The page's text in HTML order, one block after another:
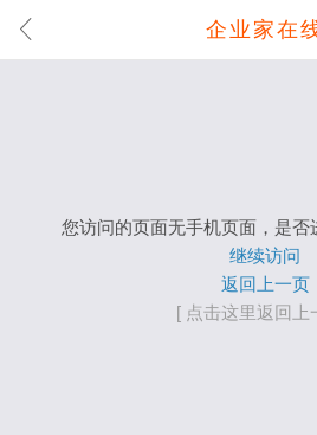
企业家在
您访问的页面无手机页面，是否
继续访问
返回上一页
[ 点击这里返回上